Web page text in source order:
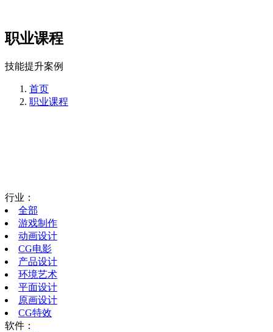
职业课程
技能提升案例
首页
职业课程
行业：
全部
游戏制作
动画设计
CG电影
产品设计
环境艺术
平面设计
原画设计
CG特效
软件：